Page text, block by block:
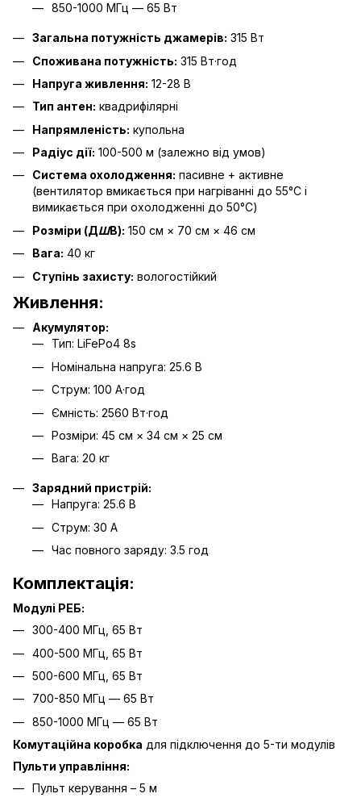
850-1000 МГц — 65 Вт
Загальна потужність джамерів: 315 Вт
Споживана потужність: 315 Вт·год
Напруга живлення: 12-28 В
Тип антен: квадрифілярні
Напрямленість: купольна
Радіус дії: 100-500 м (залежно від умов)
Система охолодження: пасивне + активне
(вентилятор вмикається при нагріванні до 55°C і
вимикається при охолодженні до 50°C)
Розміри (ДШВ): 150 см × 70 см × 46 см
Вага: 40 кг
Ступінь захисту: вологостійкий
Живлення:
Акумулятор:
Тип: LiFePo4 8s
Номінальна напруга: 25.6 В
Струм: 100 А·год
Ємність: 2560 Вт·год
Розміри: 45 см × 34 см × 25 см
Вага: 20 кг
Зарядний пристрій:
Напруга: 25.6 В
Струм: 30 А
Час повного заряду: 3.5 год
Комплектація:
Модулі РЕБ:
300-400 МГц, 65 Вт
400-500 МГц, 65 Вт
500-600 МГц, 65 Вт
700-850 МГц — 65 Вт
850-1000 МГц — 65 Вт
Комутаційна коробка для підключення до 5-ти модулів
Пульти управління:
Пульт керування – 5 м